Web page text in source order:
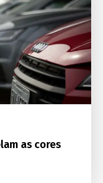
as cores